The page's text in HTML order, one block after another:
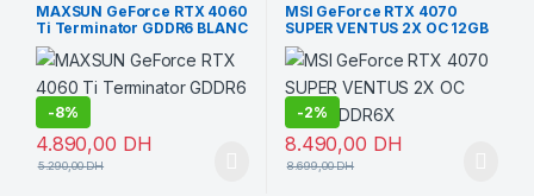
MAXSUN GeForce RTX 4060
Ti Terminator GDDR6 BLANC
-8%
4.890,00 DH
5.290,00DH
MSI GeForce RTX 4070
SUPER VENTUS 2X OC 12GB
GDDR6X
-2%
8.490,00 DH
8.699,00DH